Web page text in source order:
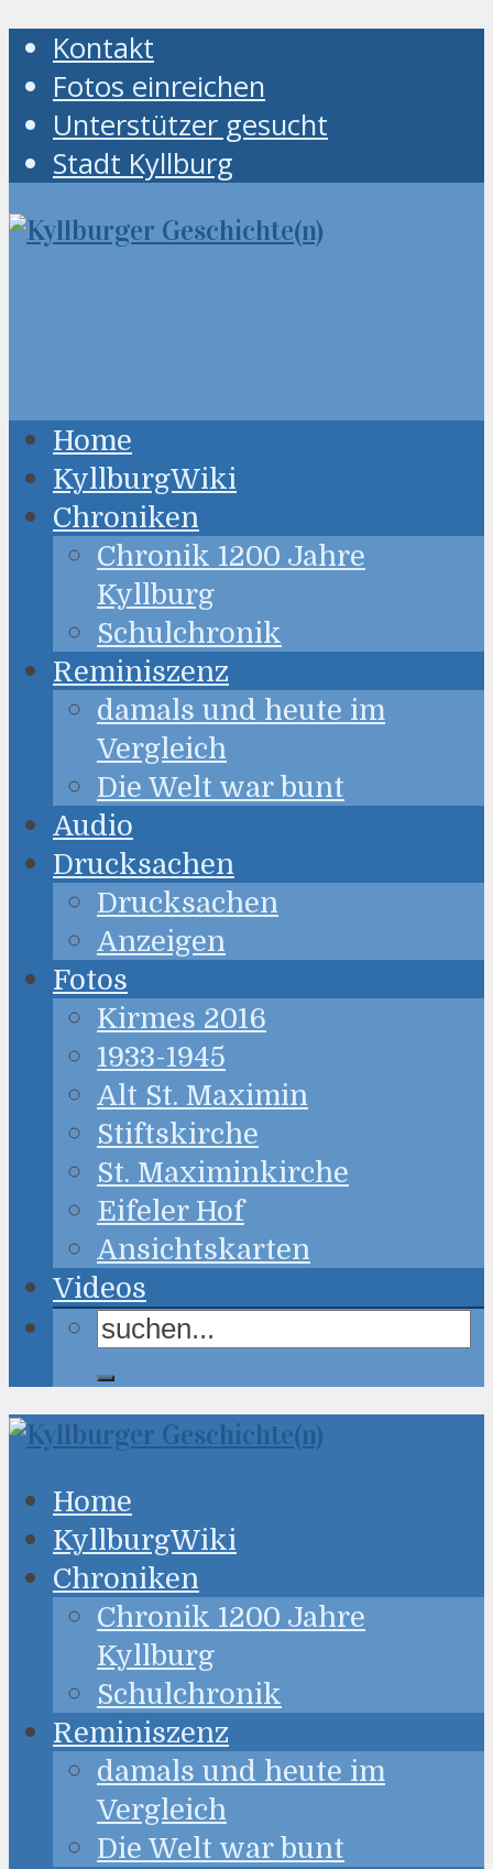
Kontakt
Fotos einreichen
Unterstützer gesucht
Stadt Kyllburg
Home
KyllburgWiki
Chroniken
Chronik 1200 Jahre
Kyllburg
Schulchronik
Reminiszenz
damals und heute im
Vergleich
Die Welt war bunt
Audio
Drucksachen
Drucksachen
Anzeigen
Fotos
Kirmes 2016
1933-1945
Alt St. Maximin
Stiftskirche
St. Maximinkirche
Eifeler Hof
Ansichtskarten
Videos
Home
KyllburgWiki
Chroniken
Chronik 1200 Jahre
Kyllburg
Schulchronik
Reminiszenz
damals und heute im
Vergleich
Die Welt war bunt